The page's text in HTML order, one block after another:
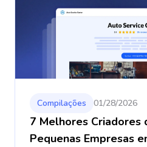
Compilações 01/28/2026
7 Melhores Criadores
Pequenas Empresas